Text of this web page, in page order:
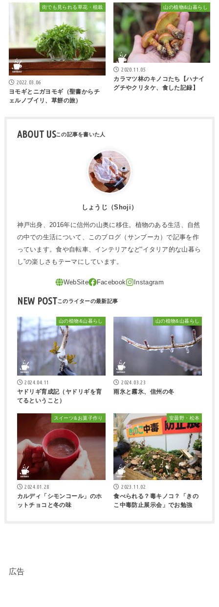
街でも見られる草花・植栽
2022.03.06
ヨモギとニガヨモギ（聖書からチ
ェルノブイリ、草餅の旅）
山の植物&山暮らし
2020.11.05
カラマツ林のキノコたち【ハナイ
グチやクリタケ、食した記録】
ABOUT US
しょうじ（Shoji）
神戸出身、2016年に信州の山奥に移住。植物のある生活、自然
の中での生活について、このブログ（サンブーカ）で記事を作
っています。食や自転車、インテリアなど“イタリア的な山暮ら
し”の楽しさもテーマにしています。
NEW POST
山の植物&山暮らし
2024.04.11
ヤドリギ育成記（ヤドリギを育
てるということ）
山の植物&山暮らし
2024.03.23
雨氷と霧氷、信州の冬
スイーツ&お菓子作り
2024.01.28
カルディ「シモンコール」のホ
ットチョコと冬の味
安曇野・松本
2023.11.02
食べられる？毒キノコ？「きの
こ中毒防止展示会」でお勉強
広告